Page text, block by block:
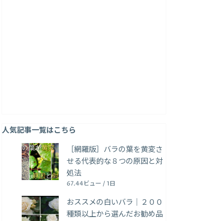
人気記事一覧はこちら
［網羅版］バラの葉を黄変さ
せる代表的な８つの原因と対
処法
67.44ビュー / 1日
おススメの白いバラ｜２００
種類以上から選んだお勧め品